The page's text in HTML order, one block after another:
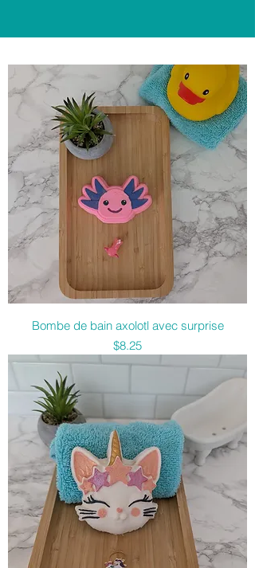
Bombe de bain axolotl avec surprise
Price
$8.25